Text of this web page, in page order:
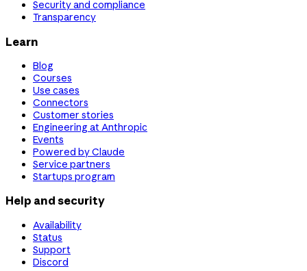
Security and compliance
Transparency
Learn
Blog
Courses
Use cases
Connectors
Customer stories
Engineering at Anthropic
Events
Powered by Claude
Service partners
Startups program
Help and security
Availability
Status
Support
Discord